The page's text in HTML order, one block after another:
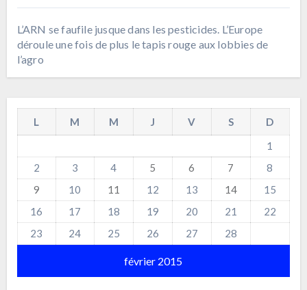
L’ARN se faufile jusque dans les pesticides. L’Europe
déroule une fois de plus le tapis rouge aux lobbies de
l’agro
février 2015
L M M J V S
D
1
2
3 4 5 6 7
8
9
10 11 12 13 14
15
16
17 18 19 20 21
22
23
24 25 26 27 28